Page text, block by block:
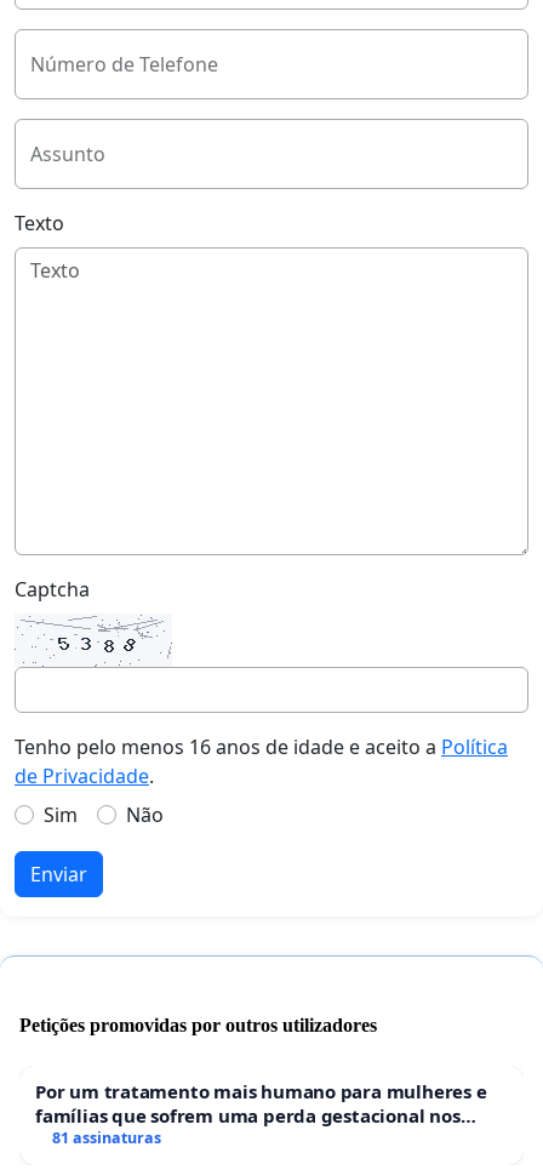
Número de Telefone
Assunto
Texto
Captcha
Tenho pelo menos 16 anos de idade e aceito a Política
de Privacidade.
Sim
Não
Enviar
Petições promovidas por outros utilizadores
Por um tratamento mais humano para mulheres e
famílias que sofrem uma perda gestacional nos
hospitais portugueses
81 assinaturas